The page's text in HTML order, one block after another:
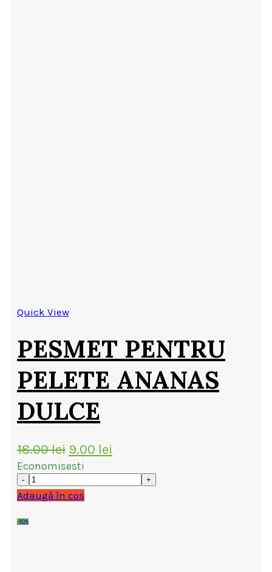
Quick View
PESMET PENTRU
PELETE ANANAS
DULCE
18.00lei Prețul
inițial
fost:
9.00 lei
Economisesti
Adaugă în coș
-50%